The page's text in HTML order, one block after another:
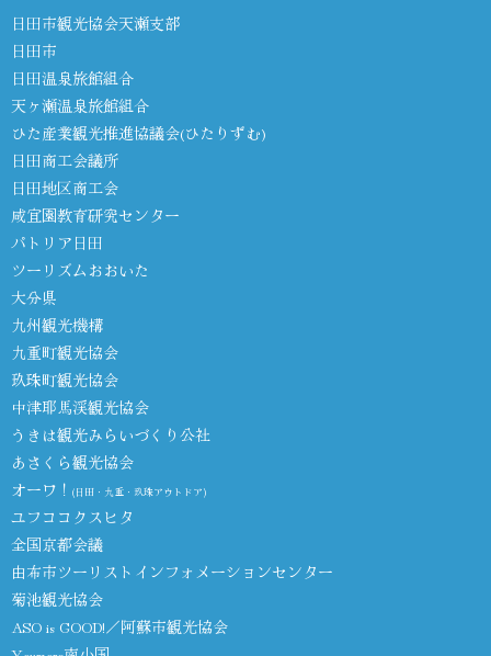
日田市観光協会天瀬支部
日田市
日田温泉旅館組合
天ヶ瀬温泉旅館組合
ひた産業観光推進協議会(ひたりずむ)
日田商工会議所
日田地区商工会
咸宜園教育研究センター
パトリア日田
ツーリズムおおいた
大分県
九州観光機構
九重町観光協会
玖珠町観光協会
中津耶馬渓観光協会
うきは観光みらいづくり公社
あさくら観光協会
オーワ！ (日田・九重・玖珠アウトドア)
ユフココクスヒタ
全国京都会議
由布市ツーリストインフォメーションセンター
菊池観光協会
ASO is GOOD!／阿蘇市観光協会